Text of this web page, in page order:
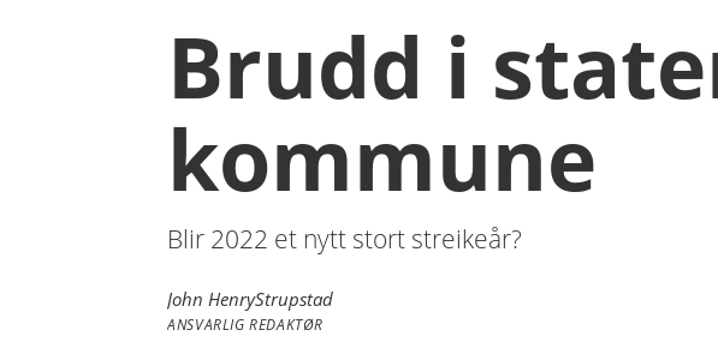
Brudd i
kommune
Blir 2022 et nytt stort streikeår?
John HenryStrupstad
ANSVARLIG REDAKTØR